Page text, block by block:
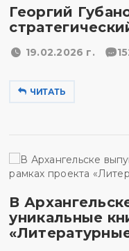
Георгий
19.02.2026 г.
ЧИТАТЬ
В
уникальные